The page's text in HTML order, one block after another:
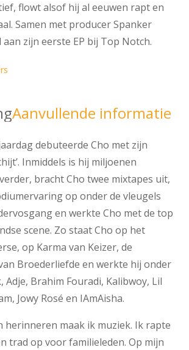
flowt alsof hij al eeuwen rapt en
Samen met producer Spanker
zijn eerste EP bij Top Notch.
Aanvullende informatie
debuteerde Cho met zijn
Inmiddels is hij miljoenen
bracht Cho twee mixtapes uit,
op onder de vleugels
en werkte Cho met de top
scene. Zo staat Cho op het
op Karma van Keizer, de
Broederliefde en werkte hij onder
Adje, Brahim Fouradi, Kalibwoy, Lil
Jowy Rosé en IAmAisha.
herinneren maak ik muziek. Ik rapte
trad op voor familieleden. Op mijn